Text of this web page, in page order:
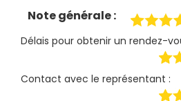
Note générale :
Délais pour obtenir un rendez-
Contact avec le représentant :